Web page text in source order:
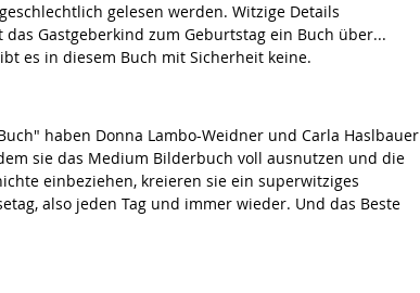
gelesen werden. Witzige Details
Gastgeberkind zum Geburtstag ein Buch über...
es in diesem Buch mit Sicherheit keine.
haben Donna Lambo-Weidner und Carla Haslbauer
sie das Medium Bilderbuch voll ausnutzen und die
einbeziehen, kreieren sie ein superwitziges
also jeden Tag und immer wieder. Und das Beste